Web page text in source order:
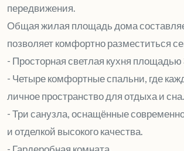
передвижения.
Общая жилая площадь дома
позволяет комфортно разместиться
- Просторная светлая кухня площадью
- Четыре комфортные спальни, где
личное пространство для отдыха и сна.
- Три санузла, оснащённые
и отделкой высокого качества.